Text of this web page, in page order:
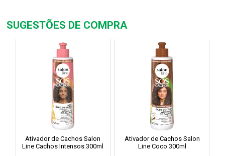
SUGESTÕES DE COMPRA
Ativador de Cachos Salon
Line Cachos Intensos 300ml
Ativador de Cachos Salon
Line Coco 300ml